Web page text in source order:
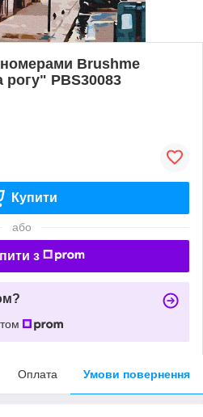
Brushme
PBS30083
Купити
або
з
Оплата Умови повернення